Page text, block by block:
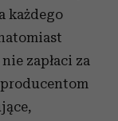
każdego
zapłaci za